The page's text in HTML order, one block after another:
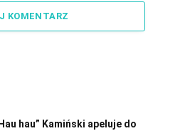
KOMENTARZ
hau” Kamiński apeluje do